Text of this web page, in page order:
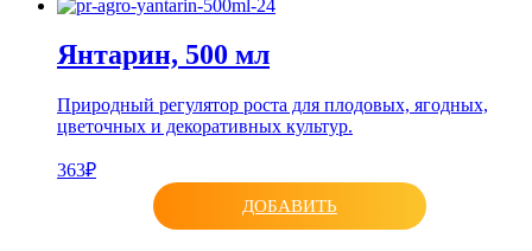
Янтарин, 500 мл
Природный регулятор роста для плодовых, ягодных,
цветочных и декоративных культур.
363₽
ДОБАВИТЬ